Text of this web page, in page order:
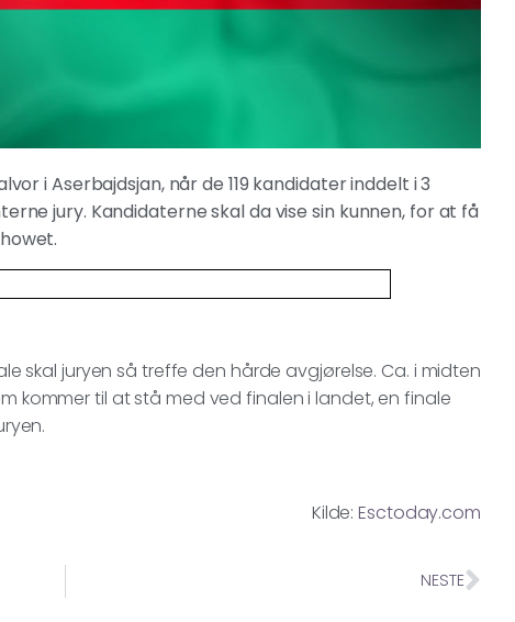
i Aserbajdsjan, når de 119 kandidater inddelt i 3
jury. Kandidaterne skal da vise sin kunnen, for at få
skal juryen så treffe den hårde avgjørelse. Ca. i midten
kommer til at stå med ved finalen i landet, en finale
Kilde:Esctoday.com
NESTE